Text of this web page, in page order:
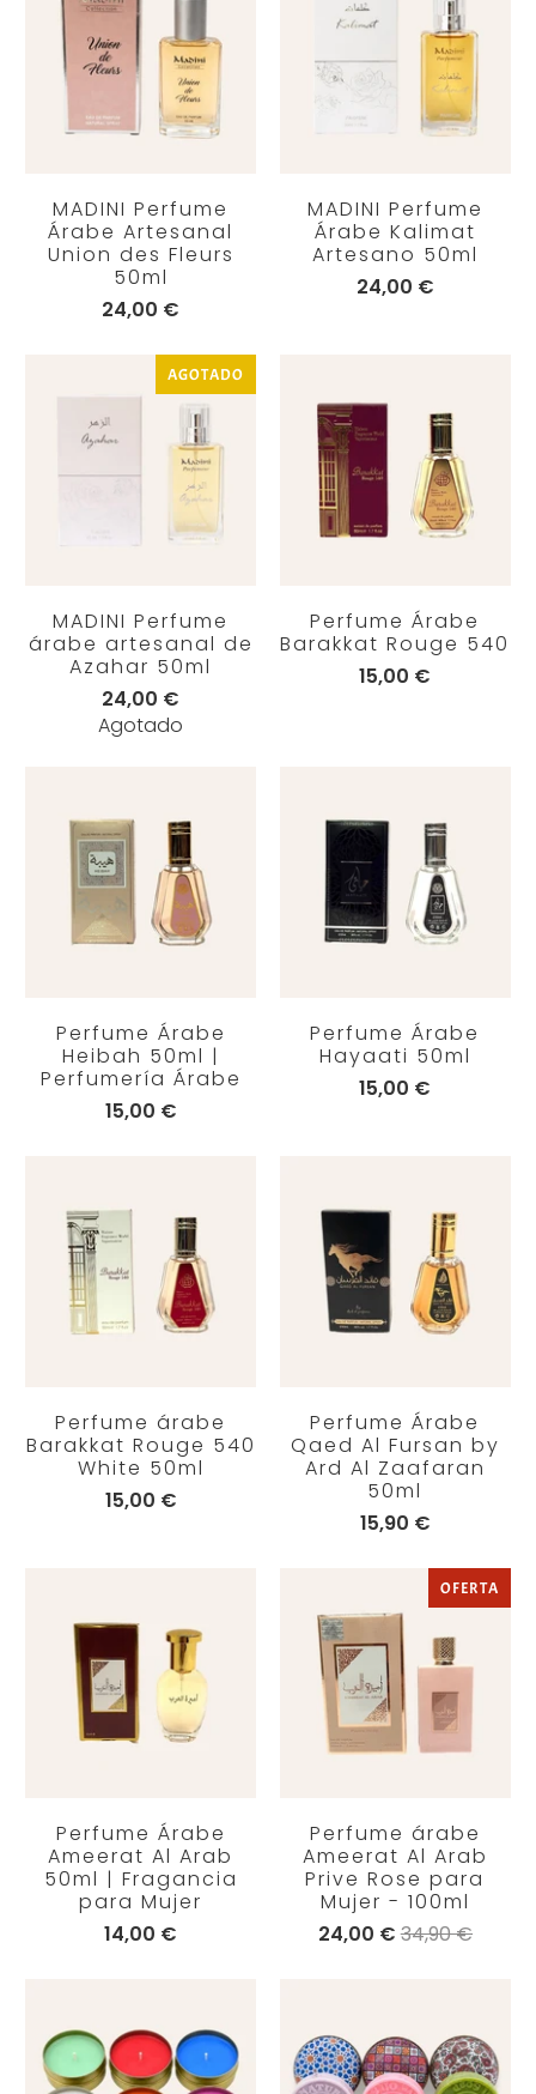
MADINI Perfume
Árabe Artesanal
Union des Fleurs
50ml
24,00 €
MADINI Perfume
Árabe Kalimat
Artesano 50ml
24,00 €
AGOTADO
MADINI Perfume
árabe artesanal de
Azahar 50ml
24,00 €
Agotado
Perfume Árabe
Barakkat Rouge 540
15,00 €
Perfume Árabe
Heibah 50ml |
Perfumería Árabe
15,00 €
Perfume Árabe
Hayaati 50ml
15,00 €
Perfume árabe
Barakkat Rouge 540
White 50ml
15,00 €
Perfume Árabe
Qaed Al Fursan by
Ard Al Zaafaran
50ml
15,90 €
Perfume Árabe
Ameerat Al Arab
50ml | Fragancia
para Mujer
14,00 €
OFERTA
Perfume árabe
Ameerat Al Arab
Prive Rose para
Mujer - 100ml
24,00 €34,90 €